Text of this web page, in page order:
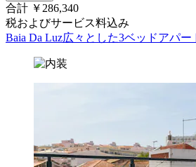
合計 ￥286,340
税およびサービス料込み
Baia Da Luz広々とした3ベッドアパ